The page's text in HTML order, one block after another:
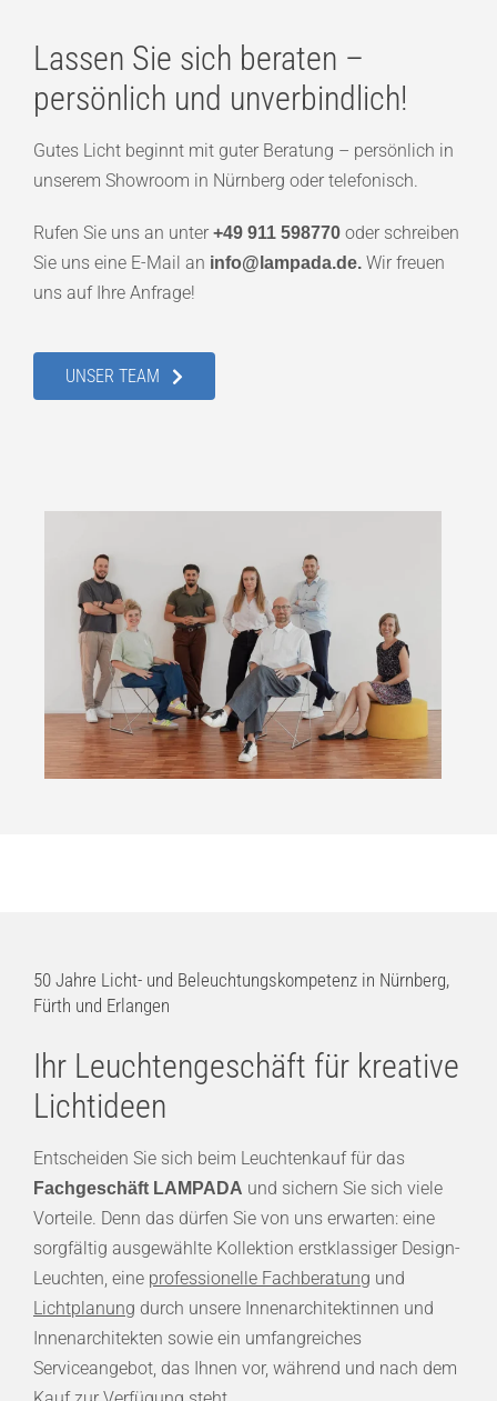
Lassen Sie sich beraten –
persönlich und unverbindlich!
Gutes Licht beginnt mit guter Beratung – persönlich in
unserem Showroom in Nürnberg oder telefonisch.
Rufen Sie uns an unter +49 911 598770 oder schreiben
Sie uns eine E-Mail an info@lampada.de. Wir freuen
uns auf Ihre Anfrage!
UNSER TEAM
50 Jahre Licht- und Beleuchtungskompetenz in Nürnberg,
Fürth und Erlangen
Ihr Leuchtengeschäft für kreative
Lichtideen
Entscheiden Sie sich beim Leuchtenkauf für das
Fachgeschäft LAMPADA und sichern Sie sich viele
Vorteile. Denn das dürfen Sie von uns erwarten: eine
sorgfältig ausgewählte Kollektion erstklassiger Design-
Leuchten, eine professionelle Fachberatung und
Lichtplanung durch unsere Innenarchitektinnen und
Innenarchitekten sowie ein umfangreiches
Serviceangebot, das Ihnen vor, während und nach dem